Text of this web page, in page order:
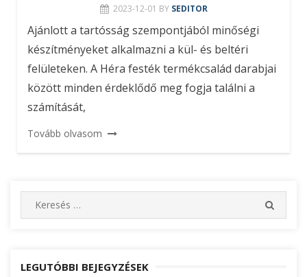
2023-12-01 BY SEDITOR
Ajánlott a tartósság szempontjából minőségi
készítményeket alkalmazni a kül- és beltéri
felületeken. A Héra festék termékcsalád darabjai
között minden érdeklődő meg fogja találni a
számítását,
Tovább olvasom
e
c
E
LEGUTÓBBI BEJEGYZÉSEK